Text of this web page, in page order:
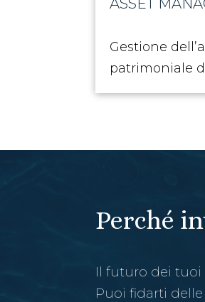
ASSET
Gestione
patrimoniale
Perché
Il futuro dei tuoi
Puoi fidarti delle